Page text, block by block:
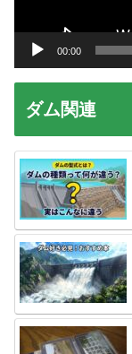
00:00
ダム関連